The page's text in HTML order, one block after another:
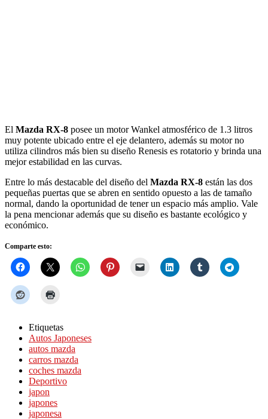
El Mazda RX-8 posee un motor Wankel atmosférico de 1.3 litros
muy potente ubicado entre el eje delantero, además su motor no
utiliza cilindros más bien su diseño Renesis es rotatorio y brinda una
mejor estabilidad en las curvas.
Entre lo más destacable del diseño del Mazda RX-8 están las dos
pequeñas puertas que se abren en sentido opuesto a las de tamaño
normal, dando la oportunidad de tener un espacio más amplio. Vale
la pena mencionar además que su diseño es bastante ecológico y
económico.
Comparte esto:
Etiquetas
Autos Japoneses
autos mazda
carros mazda
coches mazda
Deportivo
japon
japones
japonesa